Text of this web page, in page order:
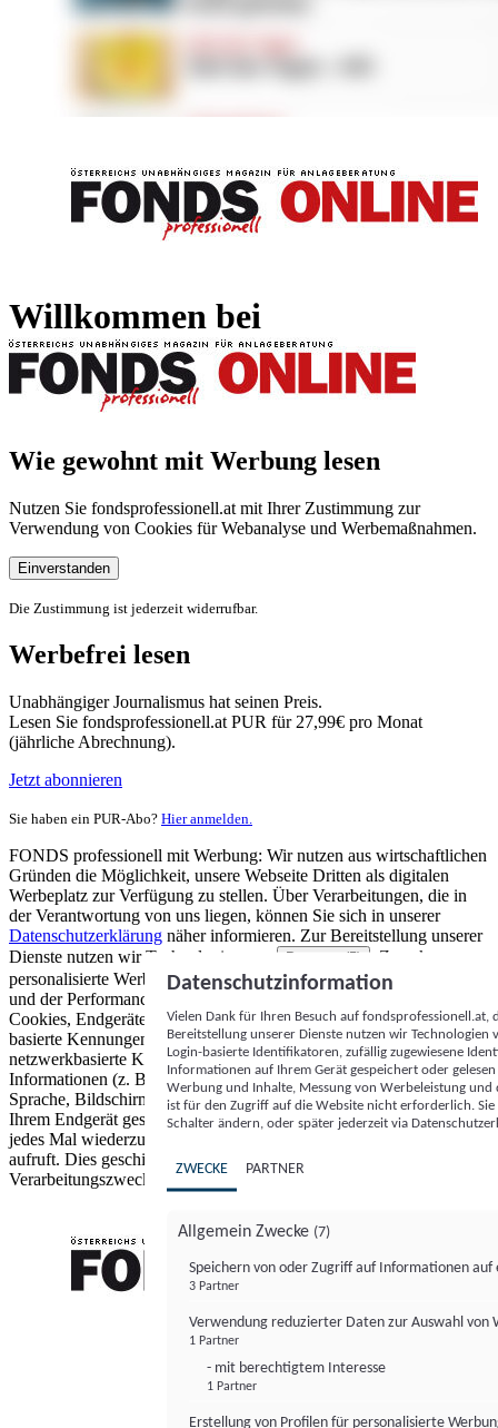
Willkommen bei
Wie gewohnt mit Werbung lesen
Nutzen Sie fondsprofessionell.at mit Ihrer Zustimmung zur
Verwendung von Cookies für Webanalyse und Werbemaßnahmen.
Einverstanden
Die Zustimmung ist jederzeit widerrufbar.
Werbefrei lesen
Unabhängiger Journalismus hat seinen Preis.
Lesen Sie fondsprofessionell.at PUR für 27,99€ pro Monat
(jährliche Abrechnung).
Jetzt abonnieren
Sie haben ein PUR-Abo? Hier anmelden.
FONDS professionell mit Werbung: Wir nutzen aus wirtschaftlichen
Gründen die Möglichkeit, unsere Webseite Dritten als digitalen
Werbeplatz zur Verfügung zu stellen. Über Verarbeitungen, die in
der Verantwortung von uns liegen, können Sie sich in unserer
Datenschutzerklärung näher informieren. Zur Bereitstellung unserer
Dienste nutzen wir Technologien von
Partnern (5)
. Zwecke:
personalisierte Werbung und Inhalte, Messung von Werbeleistung
und der Performance von Inhalten sowie Zielgruppenforschung.
Cookies, Endgeräte- oder ähnliche Online-Kennungen (z. B. login-
basierte Kennungen, zufällig generierte Kennungen,
netzwerkbasierte Kennungen) können zusammen mit anderen
Informationen (z. B. Browsertyp und Browserinformationen,
Sprache, Bildschirmgröße, unterstützte Technologien usw.) auf
Ihrem Endgerät gespeichert oder von dort ausgelesen werden, um es
jedes Mal wiederzuerkennen, wenn es eine App oder einer Webseite
aufruft. Dies geschieht für einen oder mehrere der hier aufgeführten
Verarbeitungszwecke.
Datenschutzinformation
Vielen Dank für Ihren Besuch auf
Bereitstellung unserer Dienste nutzen wir Technologien
Login-basierte Identifikatoren, zufällig zugewiesene
Informationen auf Ihrem Gerät gespeichert oder
Werbung und Inhalte, Messung von Werbeleistung
ist für den Zugriff auf die Website nicht erforderlich.
Schalter ändern, oder später jederzeit via
ZWECKE PARTNER
Allgemein Zwecke (7)
Speichern von oder Zugriff auf Informationen auf
3 Partner
Verwendung reduzierter Daten zur Auswahl von
1 Partner
- mit berechtigtem Interesse
1 Partner
Erstellung von Profilen für personalisierte
FONDS professionell